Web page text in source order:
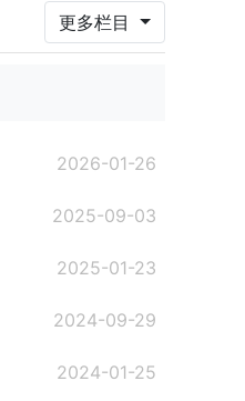
更多栏目
2026-01-26
2025-09-03
2025-01-23
2024-09-29
2024-01-25